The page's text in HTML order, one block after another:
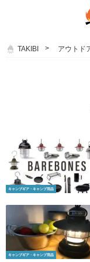
TAKIBI アウトド
キャンプギア・キャンプ用品
キャンプギア・キャンプ用品